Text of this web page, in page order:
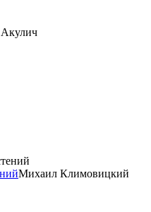
Михаил Климовицкий